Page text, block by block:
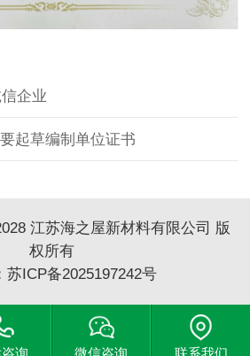
企业
起草编制单位证书
江苏海之屋新材料有限公司 版
权所有
苏ICP备2025197242号
询 微信咨询 联系我们